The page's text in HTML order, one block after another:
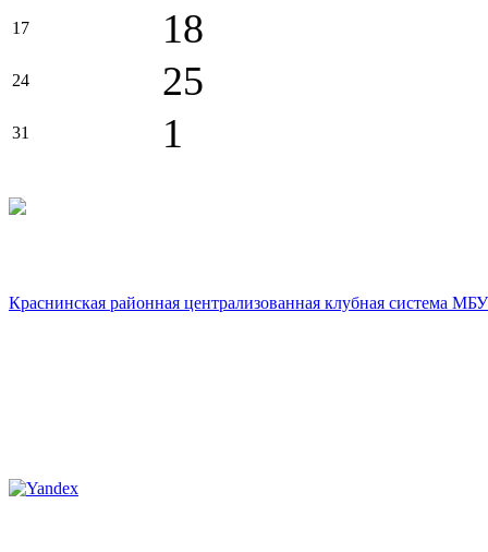
17 18
24 25
31 1
Краснинская районная централизованная клубная система